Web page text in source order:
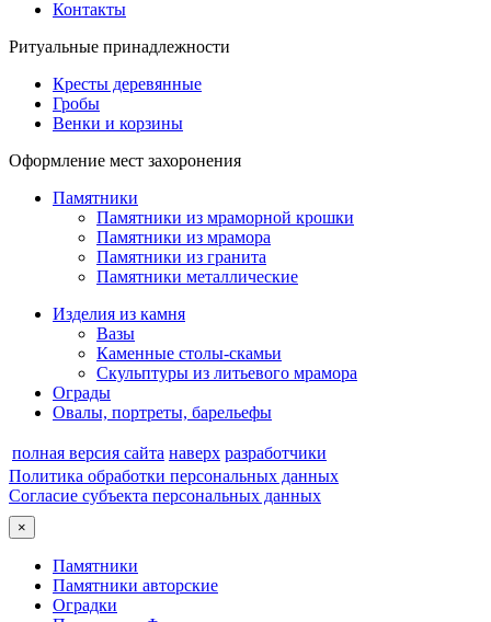
Контакты
Ритуальные принадлежности
Кресты деревянные
Гробы
Венки и корзины
Оформление мест захоронения
Памятники
Памятники из мраморной крошки
Памятники из мрамора
Памятники из гранита
Памятники металлические
Изделия из камня
Вазы
Каменные столы-скамьи
Скульптуры из литьевого мрамора
Ограды
Овалы, портреты, барельефы
полная версия сайта наверх разработчики
Политика обработки персональных данных
Согласие субъекта персональных данных
×
Памятники
Памятники авторские
Оградки